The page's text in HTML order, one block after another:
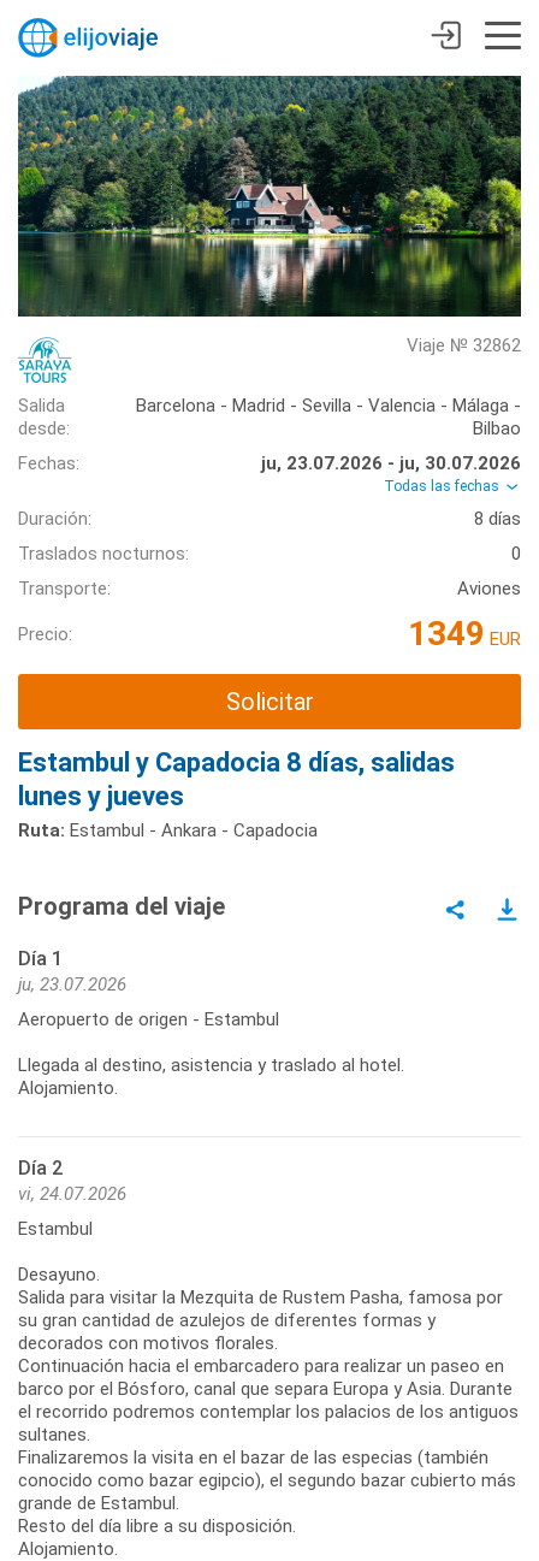
Viaje № 32862
Salida
desde:
Barcelona - Madrid - Sevilla - Valencia - Málaga -
Bilbao
Fechas:
ju, 23.07.2026 - ju, 30.07.2026
Todas las fechas
Duración:
8 días
Traslados nocturnos:
0
Transporte:
Aviones
Precio: 1349 EUR
Solicitar
Estambul y Capadocia 8 días, salidas
lunes y jueves
Ruta: Estambul - Ankara - Capadocia
Programa del viaje
Día 1
ju, 23.07.2026
Aeropuerto de origen - Estambul
Llegada al destino, asistencia y traslado al hotel.
Alojamiento.
Día 2
vi, 24.07.2026
Estambul
Desayuno.
Salida para visitar la Mezquita de Rustem Pasha, famosa por
su gran cantidad de azulejos de diferentes formas y
decorados con motivos florales.
Continuación hacia el embarcadero para realizar un paseo en
barco por el Bósforo, canal que separa Europa y Asia. Durante
el recorrido podremos contemplar los palacios de los antiguos
sultanes.
Finalizaremos la visita en el bazar de las especias (también
conocido como bazar egipcio), el segundo bazar cubierto más
grande de Estambul.
Resto del día libre a su disposición.
Alojamiento.